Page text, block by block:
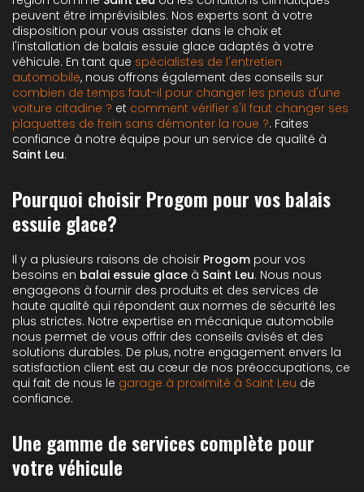
peuvent être imprévisibles. Nos experts sont à votre
disposition pour vous assister dans le choix et
l'installation de balais essuie glace adaptés à votre
véhicule. En tant que spécialistes de l'entretien
automobile, nous offrons également des conseils sur
combien de temps faut-il pour changer les pneus d'une
voiture citadine ? et comment vérifier s'il faut changer ses
plaquettes de frein sans démonter la roue ?. Faites
confiance à notre équipe pour un service de qualité à
Saint Leu.
Pourquoi choisir Progom pour vos balais
essuie glace?
Il y a plusieurs raisons de choisir Progom pour vos
besoins en balai essuie glace à Saint Leu. Nous nous
engageons à fournir des produits et des services de
haute qualité qui répondent aux normes de sécurité les
plus strictes. Notre expertise en mécanique automobile
nous permet de vous offrir des conseils avisés et des
solutions durables. De plus, notre engagement envers la
satisfaction client est au cœur de nos préoccupations, ce
qui fait de nous le garage à proximité à Saint Leu de
confiance.
Une gamme de services complète pour
votre véhicule